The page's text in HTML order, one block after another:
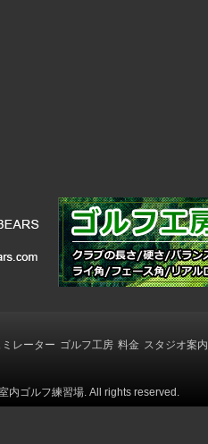
ミレーター ゴルフ工房 料金 スタジオ案内
内ゴルフ練習場. All rights reserved.